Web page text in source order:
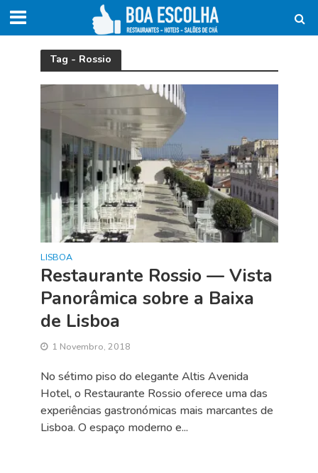
Tag - Rossio
LISBOA
Restaurante Rossio — Vista
Panorâmica sobre a Baixa
de Lisboa
1 Novembro, 2018
No sétimo piso do elegante Altis Avenida
Hotel, o Restaurante Rossio oferece uma das
experiências gastronómicas mais marcantes de
Lisboa. O espaço moderno e...